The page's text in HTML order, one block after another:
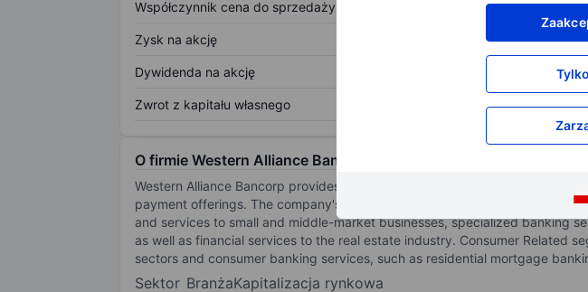
Współczynnik cena do sprzedaży
Zysk na akcję
Dywidenda na akcję
Zwrot z kapitału własnego
Otwórz konto
O firmie Western Alliance Bancorp
Western Alliance Bancorp provides a full spectrum of customized loan,
payment offerings. The company's reportable segments are Commercial
and services to small and middle-market businesses, specialized banking
as well as financial services to the real estate industry. Consumer Related
sectors and consumer banking services, such as residential mortgage
Sektor BranżaKapitalizacja rynkowa